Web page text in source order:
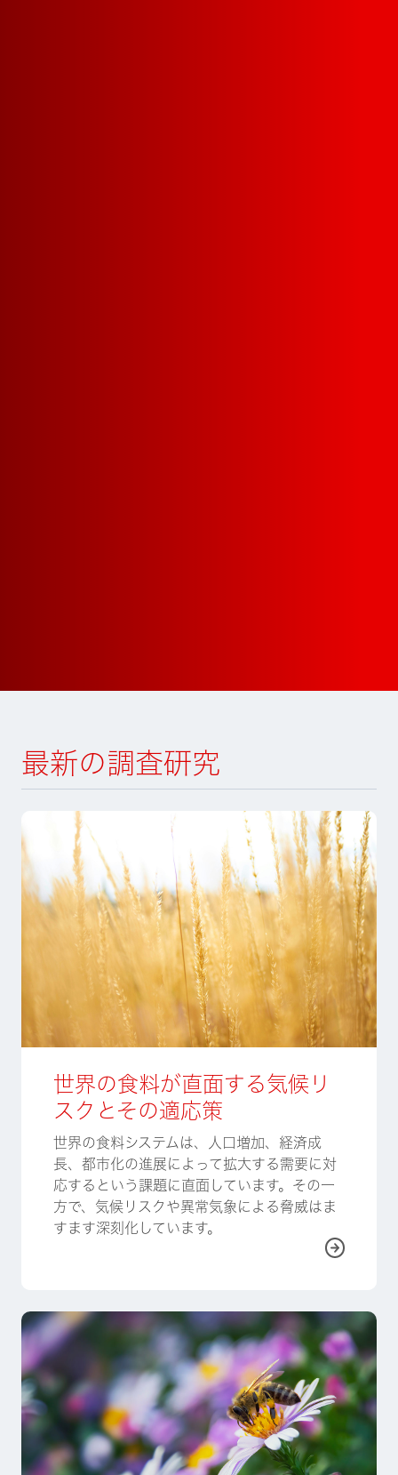
最新の調査研究
世界の食料が直面する気候リ
スクとその適応策
世界の食料システムは、人口増加、経済成
長、都市化の進展によって拡大する需要に対
応するという課題に直面しています。その一
方で、気候リスクや異常気象による脅威はま
すます深刻化しています。
詳しく